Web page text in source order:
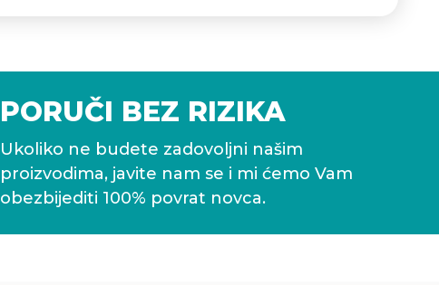
PORUČI BEZ RIZIKA
Ukoliko ne budete zadovoljni našim
proizvodima, javite nam se i mi ćemo Vam
obezbijediti 100% povrat novca.